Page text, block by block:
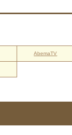
AbemaTV